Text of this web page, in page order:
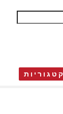
קטגוריות